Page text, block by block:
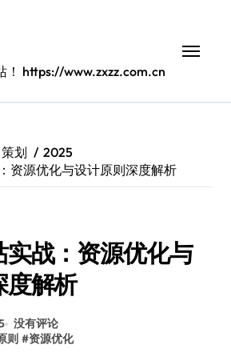
！ https://www.zxzz.com.cn
策划
2025
资源优化与设计原则深度解析
实战：资源优化与
度解析
没有评论
则 #资源优化